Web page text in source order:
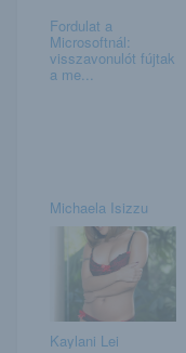
Fordulat a
Microsoftnál:
visszavonulót fújtak
a me...
Michaela Isizzu
Kaylani Lei